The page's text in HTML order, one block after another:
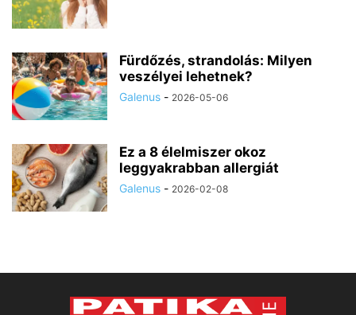
Fürdőzés, strandolás: Milyen
veszélyei lehetnek?
Galenus - 2026-05-06
Ez a 8 élelmiszer okoz
leggyakrabban allergiát
Galenus - 2026-02-08